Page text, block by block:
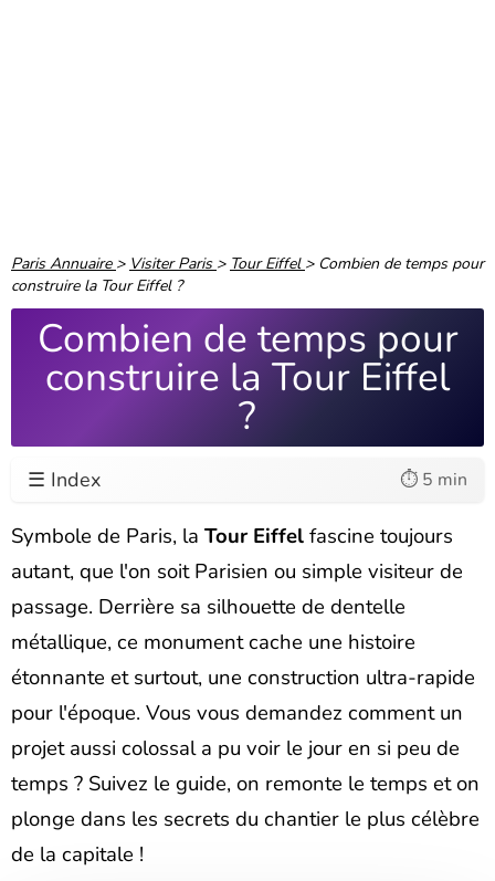
Paris Annuaire > Visiter Paris > Tour Eiffel > Combien de temps pour
construire la Tour Eiffel ?
Combien de temps pour
construire la Tour Eiffel
?
☰ Index ⏱️ 5 min
Symbole de Paris, la Tour Eiffelfascine toujours
autant, que l'on soit Parisien ou simple visiteur de
passage. Derrière sa silhouette de dentelle
métallique, ce monument cache une histoire
étonnante et surtout, une construction ultra-rapide
pour l'époque. Vous vous demandez comment un
projet aussi colossal a pu voir le jour en si peu de
temps ? Suivez le guide, on remonte le temps et on
plonge dans les secrets du chantier le plus célèbre
de la capitale !